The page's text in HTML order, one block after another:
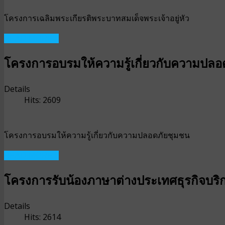
โครงการเฉลิมพระเกียรติพระบาทสมเด็จพระเจ้าอยู่หัว
โครงการอบรมให้ความรู้เกี่ยวกับความปล
Details
Hits: 2609
โครงการอบรมให้ความรู้เกี่ยวกับความปลอดภัยชุมชน
โครงการรับน้องภาษาต่างประเทศธุรกิจบริ
Details
Hits: 2614